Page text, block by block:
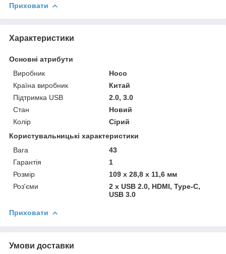
Приховати
Характеристики
Основні атрибути
Виробник
Hoco
Країна виробник
Китай
Підтримка USB
2.0, 3.0
Стан
Новий
Колір
Сірий
Користувальницькі характеристики
Вага
43
Гарантія
1
Розмір
109 х 28,8 х 11,6 мм
Роз'єми
2 x USB 2.0, HDMI, Type-C,
USB 3.0
Приховати
Умови доставки